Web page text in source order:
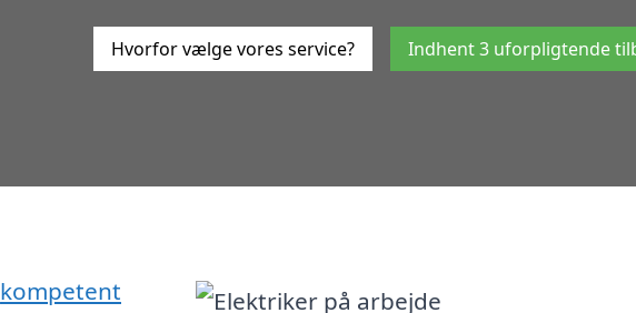
Hvorfor vælge vores service? Indhent 3 uforpligtende
kompetent